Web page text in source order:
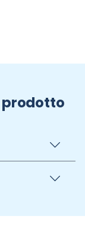
prodotto